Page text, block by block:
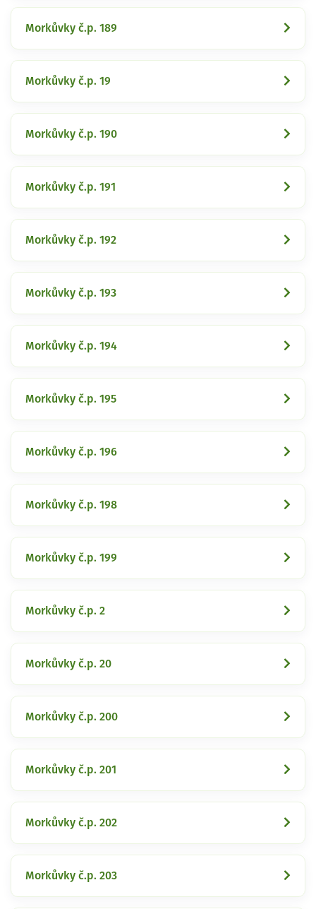
Morkůvky č.p. 189
Morkůvky č.p. 19
Morkůvky č.p. 190
Morkůvky č.p. 191
Morkůvky č.p. 192
Morkůvky č.p. 193
Morkůvky č.p. 194
Morkůvky č.p. 195
Morkůvky č.p. 196
Morkůvky č.p. 198
Morkůvky č.p. 199
Morkůvky č.p. 2
Morkůvky č.p. 20
Morkůvky č.p. 200
Morkůvky č.p. 201
Morkůvky č.p. 202
Morkůvky č.p. 203